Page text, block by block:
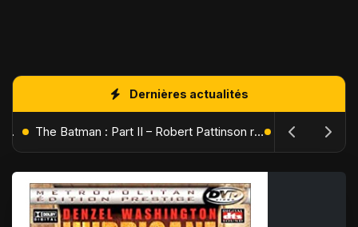
Dernières actualités
L'Âge de Glace : Le Réveil du Volcan – Manny, Sid et Diego de retour pour une aventure explosive The Batman : Part II – Robert Pattinson replonge dans les ténèbres de Gotham dès octobre 2027